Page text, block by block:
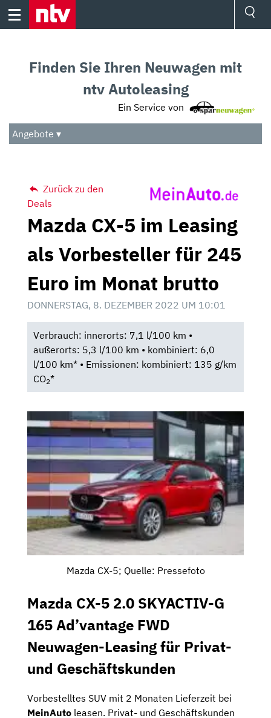
Skip
Audio
Das Beste
Finden Sie Ihren Neuwagen mit
ntv Autoleasing
Ein Service von
Angebote ▾
Zurück zu den
Deals
Mazda CX-5 im Leasing
als Vorbesteller für 245
Euro im Monat brutto
DONNERSTAG, 8. DEZEMBER 2022 UM 10:01
Verbrauch: innerorts: 7,1 l/100 km •
außerorts: 5,3 l/100 km • kombiniert: 6,0
l/100 km* • Emissionen: kombiniert: 135 g/km
CO2*
Mazda CX-5; Quelle: Pressefoto
Mazda CX-5 2.0 SKYACTIV-G
165 Ad’vantage FWD
Neuwagen-Leasing für Privat-
und Geschäftskunden
Vorbestelltes SUV mit 2 Monaten Lieferzeit bei
MeinAuto leasen. Privat- und Geschäftskunden